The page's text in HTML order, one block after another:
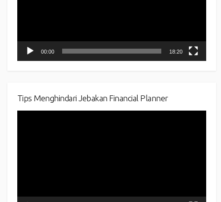
00:00 18:20
Tips Menghindari Jebakan Financial Planner